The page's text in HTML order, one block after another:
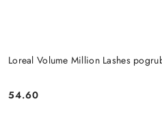
Loreal Volume Million Lashes
Cena:
54.60